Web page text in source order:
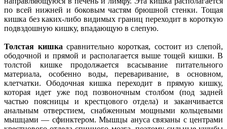
по всей нижней и боковым частям брюшной стенки. Тощая
кишка без каких-либо видимых границ переходит в короткую
подвздошную кишку, впадающую в слепую.
Толстая кишкасравнительно короткая, состоит из слепой,
ободочной и прямой и располагается выше тощей кишки. В
толстой кишке продолжается всасывание питательного
материала, особенно воды, переваривание, в основном,
клетчатки. Ободочная кишка переходит в прямую кишку,
которая идет уже под позвоночным столбом (под задней
частью поясницы и крестцового отдела) и заканчивается
анальным отверстием, снабженным мощными кольцевыми
мышцами — сфинктером. Мышцы ануса связаны с центрами